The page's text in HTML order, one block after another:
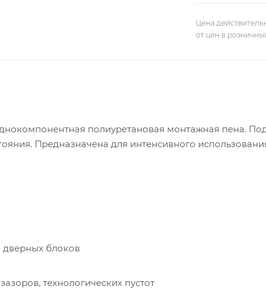
Цена
от цен в
полиуретановая монтажная пена.
Предназначена для интенсивного
блоков
технологических пустот